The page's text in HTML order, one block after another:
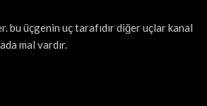
bu üçgenin uç tarafıdır diğer uçlar kanal
mal vardır.